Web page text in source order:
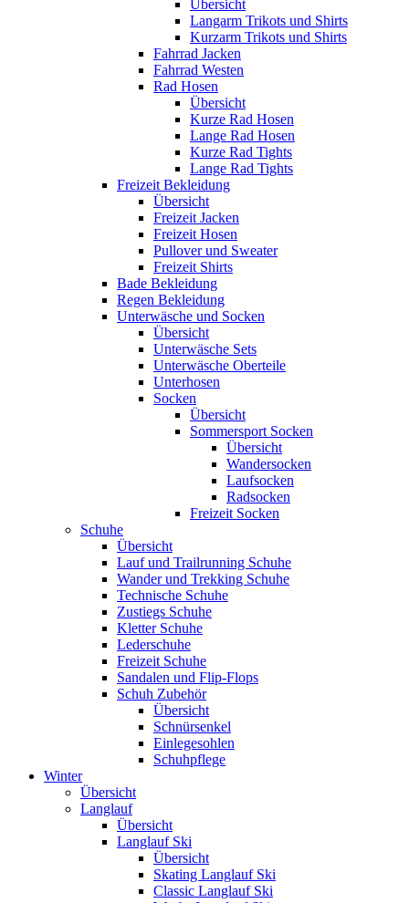
Übersicht
Langarm Trikots und Shirts
Kurzarm Trikots und Shirts
Fahrrad Jacken
Fahrrad Westen
Rad Hosen
Übersicht
Kurze Rad Hosen
Lange Rad Hosen
Kurze Rad Tights
Lange Rad Tights
Freizeit Bekleidung
Übersicht
Freizeit Jacken
Freizeit Hosen
Pullover und Sweater
Freizeit Shirts
Bade Bekleidung
Regen Bekleidung
Unterwäsche und Socken
Übersicht
Unterwäsche Sets
Unterwäsche Oberteile
Unterhosen
Socken
Übersicht
Sommersport Socken
Übersicht
Wandersocken
Laufsocken
Radsocken
Freizeit Socken
Schuhe
Übersicht
Lauf und Trailrunning Schuhe
Wander und Trekking Schuhe
Technische Schuhe
Zustiegs Schuhe
Kletter Schuhe
Lederschuhe
Freizeit Schuhe
Sandalen und Flip-Flops
Schuh Zubehör
Übersicht
Schnürsenkel
Einlegesohlen
Schuhpflege
Winter
Übersicht
Langlauf
Übersicht
Langlauf Ski
Übersicht
Skating Langlauf Ski
Classic Langlauf Ski